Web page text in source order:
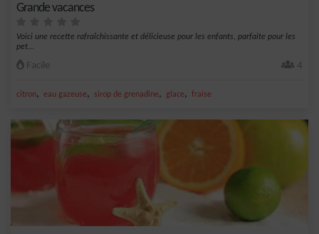
Grande vacances
Voici une recette rafraîchissante et délicieuse pour les enfants, parfaite pour les
pet...
Facile 4
citron, eau gazeuse, sirop de grenadine, glace, fraise